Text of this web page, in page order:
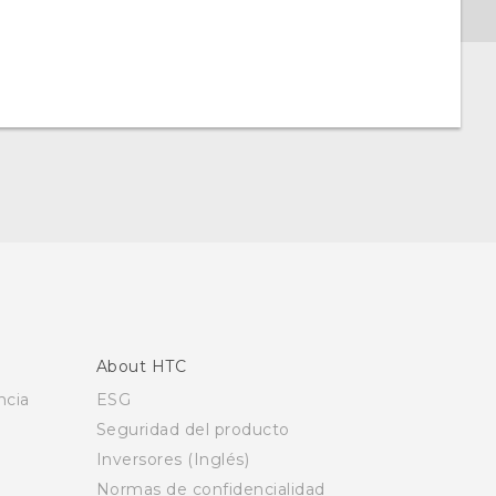
About HTC
ESG
Seguridad del producto
Inversores (Inglés)
Normas de confidencialidad